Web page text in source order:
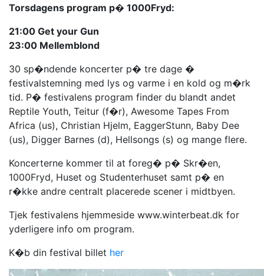
Torsdagens program p� 1000Fryd:
21:00 Get your Gun
23:00 Mellemblond
30 sp�ndende koncerter p� tre dage �
festivalstemning med lys og varme i en kold og m�rk
tid. P� festivalens program finder du blandt andet
Reptile Youth, Teitur (f�r), Awesome Tapes From
Africa (us), Christian Hjelm, EaggerStunn, Baby Dee
(us), Digger Barnes (d), Hellsongs (s) og mange flere.
Koncerterne kommer til at foreg� p� Skr�en,
1000Fryd, Huset og Studenterhuset samt p� en
r�kke andre centralt placerede scener i midtbyen.
Tjek festivalens hjemmeside www.winterbeat.dk for
yderligere info om program.
K�b din festival billet her